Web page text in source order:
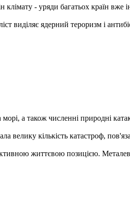
- уряди багатьох країн вже
виділяє ядерний тероризм і
а також численні природні
велику кількість катастроф,
життєвою позицією.